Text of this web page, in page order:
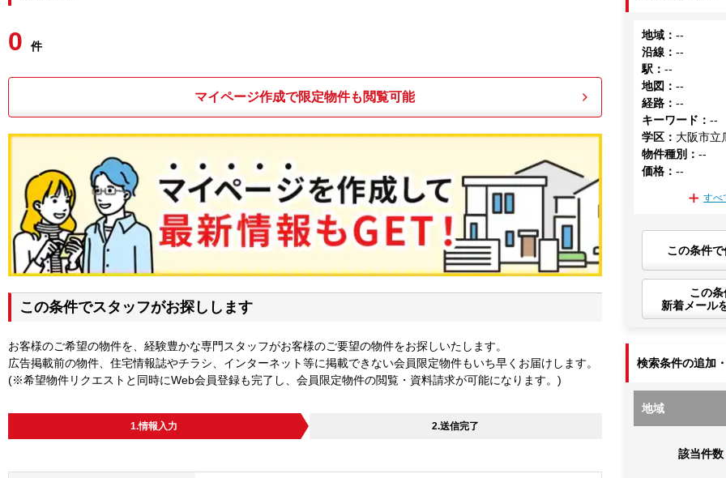
0 件
マイページ作成で限定物件も閲覧可能
この条件でスタッフがお探しします
お客様のご希望の物件を、経験豊かな専門スタッフがお客様のご要望の物件をお探しいたします。
広告掲載前の物件、住宅情報誌やチラシ、インターネット等に掲載できない会員限定物件もいち早くお届けします。
(※希望物件リクエストと同時にWeb会員登録も完了し、会員限定物件の閲覧・資料請求が可能になります。)
1.情報入力 2.送信完了
地域 ：--
沿線 ：--
駅 ：--
地図 ：--
経路 ：--
キーワード ：--
学区 ： 大阪市立
物件種別 ：--
価格 ：--
すべ
この条件
この
新着メール
検索条件の追加
地域
該当件数